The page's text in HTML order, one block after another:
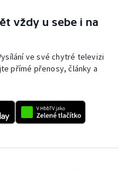
vždy u sebe i na
ve své chytré televizi
přímé přenosy, články a